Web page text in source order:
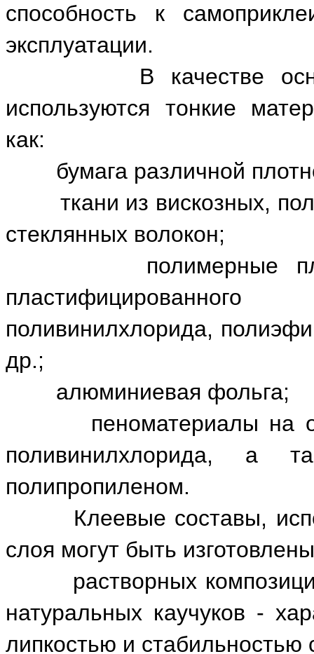
способность к
эксплуатации.
В качестве основы
используются тонкие
как:
бумага различной
ткани из вискозных,
стеклянных волокон;
полимерные
поливинилхлорида,
др.;
алюминиевая фольга;
пеноматериалы на
поливинилхлорида, а
полипропиленом.
Клеевые составы,
слоя могут быть
растворных композиций
натуральных каучуков -
липкостью и стабильностью